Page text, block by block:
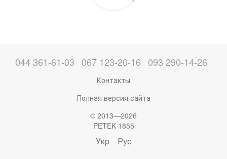
044 361-61-03 067 123-20-16 093 290-14-26
Контакты
Полная версия сайта
© 2013—2026
PETEK 1855
Укр Рус